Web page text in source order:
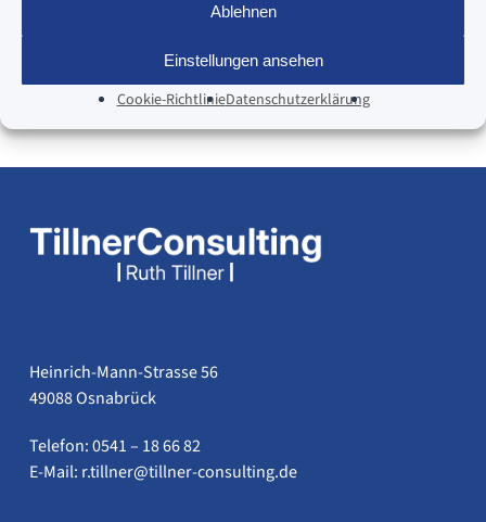
Ablehnen
Einstellungen ansehen
Cookie-RichtlinieDatenschutzerklärung
Horst Müller-Fußhöller
Osnabrück
Heinrich-Mann-Strasse 56
49088 Osnabrück
Telefon: 0541 – 18 66 82
E-Mail: ed.gnitlusnoc-renllit@renllit.r